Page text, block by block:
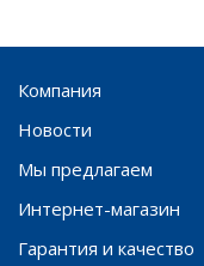
Компания
Новости
Мы предлагаем
Интернет-магазин
Гарантия и качество